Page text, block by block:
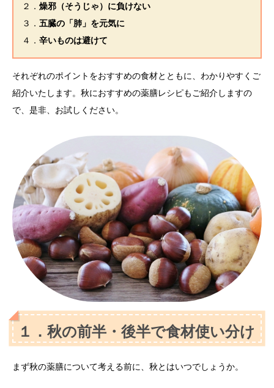
２． 燥邪（そうじゃ）に負けない
３． 五臓の「肺」を元気に
４． 辛いものは避けて
それぞれのポイントをおすすめの食材とともに、わかりやすくご
紹介いたします。秋におすすめの薬膳レシピもご紹介しますの
で、是非、お試しください。
１．秋の前半・後半で食材使い分け
まず秋の薬膳について考える前に、秋とはいつでしょうか。